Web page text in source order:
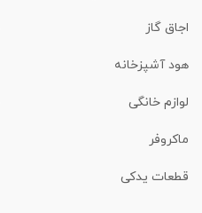
اجاق گاز
هود آشپزخانه
لوازم خانگی
ماكروفر
قطعات یدکی